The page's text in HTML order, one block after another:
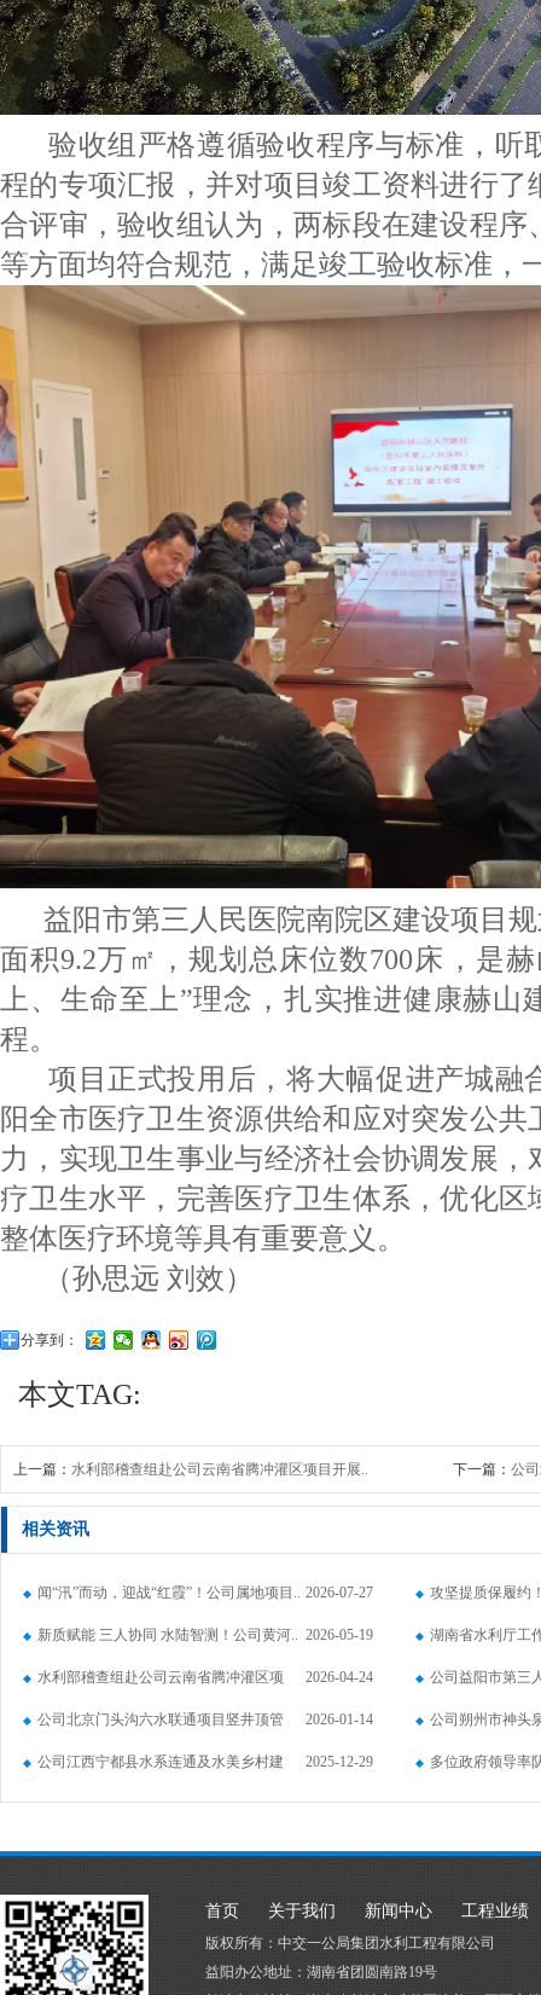
验收组严格遵循验收程序与标准，听
程的专项汇报，并对项目竣工资料进行了
合评审，验收组认为，两标段在建设程序
等方面均符合规范，满足竣工验收标准，
益阳市第三人民医院南院区建设项目规
面积9.2万㎡，规划总床位数700床，是
上、生命至上”理念，扎实推进健康赫山
程。
项目正式投用后，将大幅促进产城融
阳全市医疗卫生资源供给和应对突发公
力，实现卫生事业与经济社会协调发展
疗卫生水平，完善医疗卫生体系，优化区
整体医疗环境等具有重要意义。
（孙思远 刘效）
分享到：
本文TAG:
上一篇： 水利部稽查组赴公司云南省腾冲灌区项目开展.. 下一篇： 公
相关资讯
闻“汛”而动，迎战“红霞”！公司属地项目.. 2026-07-27 攻坚提质保履约
农..
新质赋能 三人协同 水陆智测！公司黄河.. 2026-05-19 湖南省水利厅工
项..
水利部稽查组赴公司云南省腾冲灌区项
目..
2026-04-24 公司益阳市第三
目..
公司北京门头沟六水联通项目竖井顶管
实..
2026-01-14 公司朔州市神头
（山..
公司江西宁都县水系连通及水美乡村建
设..
2025-12-29 多位政府领导率
建..
首页 关于我们 新闻中心 工程业绩
版权所有：中交一公局集团水利工程有限公司
益阳办公地址：湖南省团圆南路19号